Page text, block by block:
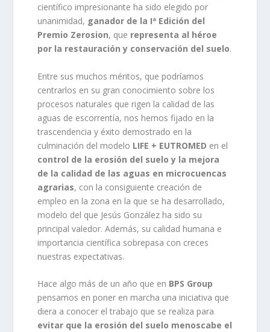
científico impresionante ha sido elegido por
unanimidad, ganador de la Iª Edición del
Premio Zerosion, que representa al héroe
por la restauración y conservación del suelo.
Entre sus muchos méritos, que podríamos
centrarlos en su gran conocimiento sobre los
procesos naturales que rigen la calidad de las
aguas de escorrentía, nos hemos fijado en la
trascendencia y éxito demostrado en la
culminación del modelo LIFE + EUTROMED en el
control de la erosión del suelo y la mejora
de la calidad de las aguas en microcuencas
agrarias, con la consiguiente creación de
empleo en la zona en la que se ha desarrollado,
modelo del que Jesús González ha sido su
principal valedor. Además, su calidad humana e
importancia científica sobrepasa con creces
nuestras expectativas.
Hace algo más de un año que en BPS Group
pensamos en poner en marcha una iniciativa que
diera a conocer el trabajo que se realiza para
evitar que la erosión del suelo menoscabe el